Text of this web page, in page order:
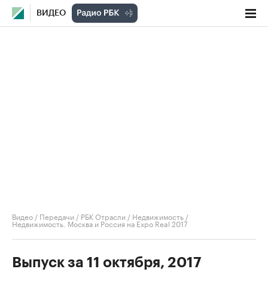
ВИДЕО
Видео / Передачи / РБК Отрасли / Недвижимость /
Недвижимость. Москва и Россия на Expo Real 2017
Выпуск за 11 октября, 2017